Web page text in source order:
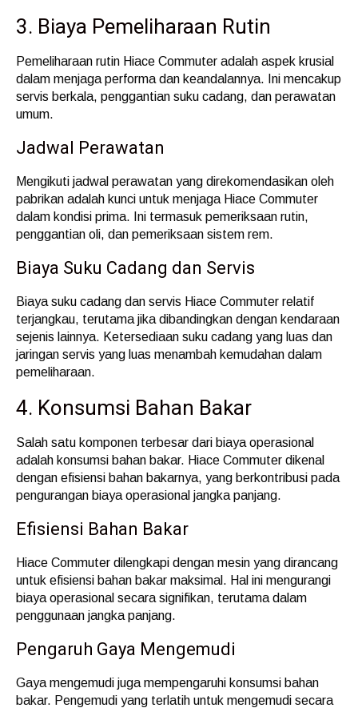
3. Biaya Pemeliharaan Rutin
Pemeliharaan rutin Hiace Commuter adalah aspek krusial
dalam menjaga performa dan keandalannya. Ini mencakup
servis berkala, penggantian suku cadang, dan perawatan
umum.
Jadwal Perawatan
Mengikuti jadwal perawatan yang direkomendasikan oleh
pabrikan adalah kunci untuk menjaga Hiace Commuter
dalam kondisi prima. Ini termasuk pemeriksaan rutin,
penggantian oli, dan pemeriksaan sistem rem.
Biaya Suku Cadang dan Servis
Biaya suku cadang dan servis Hiace Commuter relatif
terjangkau, terutama jika dibandingkan dengan kendaraan
sejenis lainnya. Ketersediaan suku cadang yang luas dan
jaringan servis yang luas menambah kemudahan dalam
pemeliharaan.
4. Konsumsi Bahan Bakar
Salah satu komponen terbesar dari biaya operasional
adalah konsumsi bahan bakar. Hiace Commuter dikenal
dengan efisiensi bahan bakarnya, yang berkontribusi pada
pengurangan biaya operasional jangka panjang.
Efisiensi Bahan Bakar
Hiace Commuter dilengkapi dengan mesin yang dirancang
untuk efisiensi bahan bakar maksimal. Hal ini mengurangi
biaya operasional secara signifikan, terutama dalam
penggunaan jangka panjang.
Pengaruh Gaya Mengemudi
Gaya mengemudi juga mempengaruhi konsumsi bahan
bakar. Pengemudi yang terlatih untuk mengemudi secara